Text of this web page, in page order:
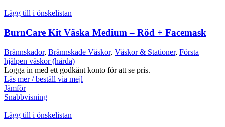
Lägg till i önskelistan
BurnCare Kit Väska Medium – Röd + Facemask
Brännskador, Brännskade Väskor, Väskor & Stationer, Första
hjälpen väskor (hårda)
Logga in med ett godkänt konto för att se pris.
Läs mer / beställ via mejl
Jämför
Snabbvisning
Lägg till i önskelistan